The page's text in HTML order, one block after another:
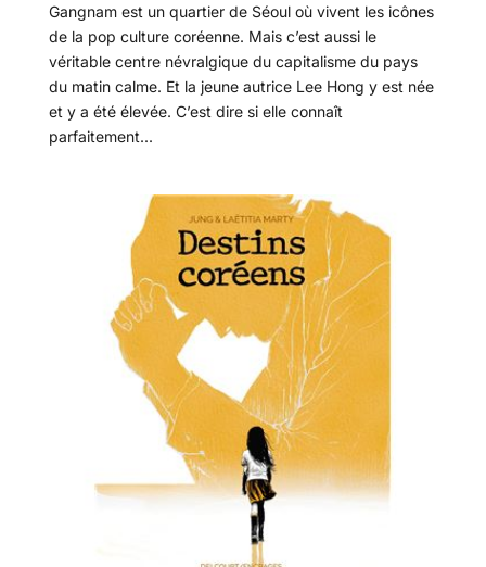
Gangnam est un quartier de Séoul où vivent les icônes
de la pop culture coréenne. Mais c’est aussi le
véritable centre névralgique du capitalisme du pays
du matin calme. Et la jeune autrice Lee Hong y est née
et y a été élevée. C’est dire si elle connaît
parfaitement...